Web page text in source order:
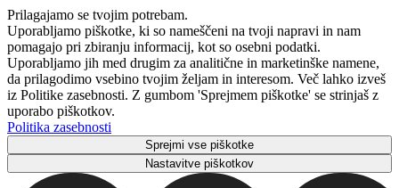
Prilagajamo se tvojim potrebam.
Uporabljamo piškotke, ki so nameščeni na tvoji napravi in ​​nam
pomagajo pri zbiranju informacij, kot so osebni podatki.
Uporabljamo jih med drugim za analitične in marketinške namene,
da prilagodimo vsebino tvojim željam in interesom. Več lahko izveš
iz Politike zasebnosti. Z gumbom 'Sprejmem piškotke' se strinjaš z
uporabo piškotkov.
Politika zasebnosti
Sprejmi vse piškotke
Nastavitve piškotkov